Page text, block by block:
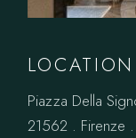
LOCATION
Piazza Della
21562 . Firenze .